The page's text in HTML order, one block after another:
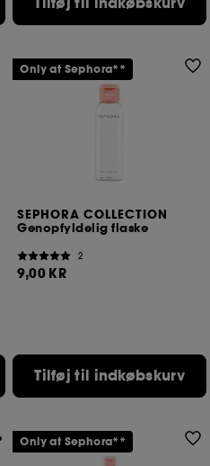
SEPHORA COLLECTION
Genopfyldelig flaske
2
9,00 KR
Tilføj til indkøbskurv
Only at Sephora**
Only at Sephora**